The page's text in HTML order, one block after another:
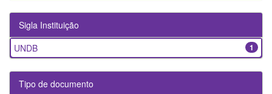
Sigla Instituição
1
UNDB
Tipo de documento